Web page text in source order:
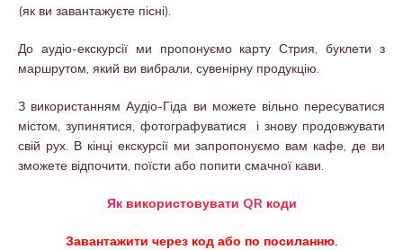
(як ви завантажуєте пісні).
До аудіо-екскурсії ми пропонуємо карту Стрия, буклети з
маршрутом, який ви вибрали, сувенірну продукцію.
З використанням Аудіо-Гіда ви можете вільно пересуватися
містом, зупинятися, фотографуватися і знову продовжувати
свій рух. В кінці екскурсії ми запропонуємо вам кафе, де ви
зможете відпочити, поїсти або попити смачної кави.
Як використовувати QR коди
Завантажити через код або по посиланню.